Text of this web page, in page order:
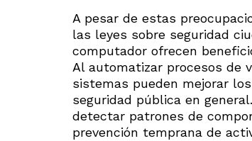
A pesar de estas
las leyes sobre seguridad
computador ofrecen
Al automatizar procesos de
sistemas pueden mejorar
seguridad pública en
detectar patrones de
prevención temprana de